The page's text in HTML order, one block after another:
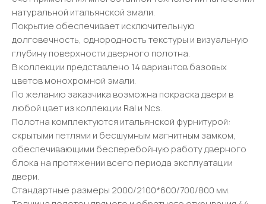
натуральной итальянской эмали.
Покрытие обеспечивает исключительную
долговечность, однородность текстуры и визуальную
глубину поверхности дверного полотна.
В коллекции представлено 14 вариантов базовых
цветов монохромной эмали.
По желанию заказчика возможна покраска двери в
любой цвет из коллекции Ral и Ncs.
Полотна комплектуются итальянской фурнитурой:
скрытыми петлями и бесшумным магнитным замком,
обеспечивающими бесперебойную работу дверного
блока на протяжении всего периода эксплуатации
двери.
Стандартные размеры 2000/2100*600/700/800 мм.